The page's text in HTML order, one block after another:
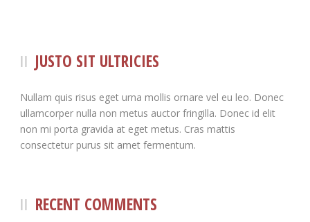
0 TACKLES LOST
5 CLEARANCES
3 BLOCKS
0 PENALTY GOALS
5 TOTAL SHOTS ON TARGET
7 TOTAL SHOTS OFF TARGET
Array
Array
Array
Array
JUSTO SIT ULTRICIES
Nullam quis risus eget urna mollis ornare vel eu leo. Donec
ullamcorper nulla non metus auctor fringilla. Donec id elit
non mi porta gravida at eget metus. Cras mattis
consectetur purus sit amet fermentum.
RECENT COMMENTS